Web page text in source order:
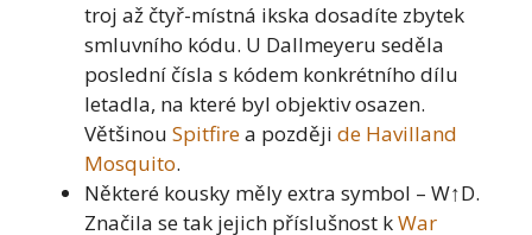
troj až čtyř-místná ikska dosadíte zbytek
smluvního kódu. U Dallmeyeru seděla
poslední čísla s kódem konkrétního dílu
letadla, na které byl objektiv osazen.
Většinou Spitfirea později de Havilland
Mosquito.
Některé kousky měly extra symbol – W↑D.
Značila se tak jejich příslušnost kWar